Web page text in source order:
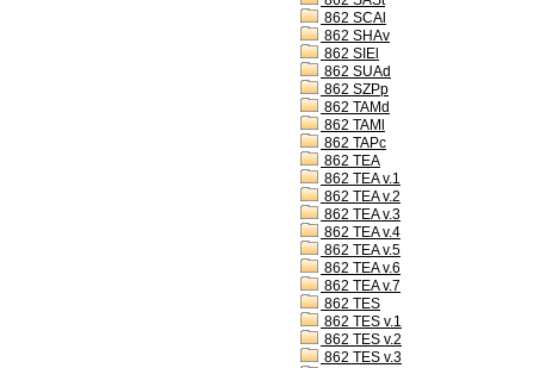
862 SCAl
862 SHAv
862 SIEl
862 SUAd
862 SZPp
862 TAMd
862 TAMl
862 TAPc
862 TEA
862 TEA v.1
862 TEA v.2
862 TEA v.3
862 TEA v.4
862 TEA v.5
862 TEA v.6
862 TEA v.7
862 TES
862 TES v.1
862 TES v.2
862 TES v.3